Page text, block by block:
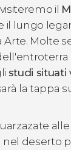
il
il lungo
Arte. Molte
studi situati
la tappa
nel deserto